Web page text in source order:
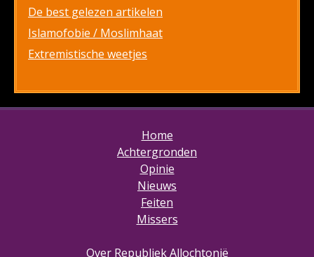
De best gelezen artikelen
Islamofobie / Moslimhaat
Extremistische weetjes
Home
Achtergronden
Opinie
Nieuws
Feiten
Missers
Over Republiek Allochtonië